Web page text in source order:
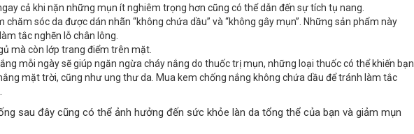
cả khi nặn những mụn ít nghiêm trọng hơn cũng có thể dẫn đến sự tích tụ nang.
chăm sóc da được dán nhãn “không chứa dầu” và “không gây mụn”. Những sản phẩm này
tắc nghẽn lỗ chân lông.
mà còn lớp trang điểm trên mặt.
mỗi ngày sẽ giúp ngăn ngừa cháy nắng do thuốc trị mụn, những loại thuốc có thể khiến bạn
mặt trời, cũng như ung thư da. Mua kem chống nắng không chứa dầu để tránh làm tắc
sau đây cũng có thể ảnh hưởng đến sức khỏe làn da tổng thể của bạn và giảm mụn